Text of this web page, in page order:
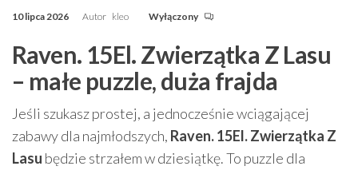
10 lipca 2026 Autor kleo Wyłączony
Raven. 15El. Zwierzątka Z Lasu
– małe puzzle, duża frajda
Jeśli szukasz prostej, a jednocześnie wciągającej
zabawy dla najmłodszych, Raven. 15El. Zwierzątka Z
Lasu będzie strzałem w dziesiątkę. To puzzle dla